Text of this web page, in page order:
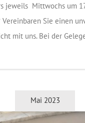
jeweils Mittwochs um
Vereinbaren Sie einen
mit uns. Bei der
Mai 2023